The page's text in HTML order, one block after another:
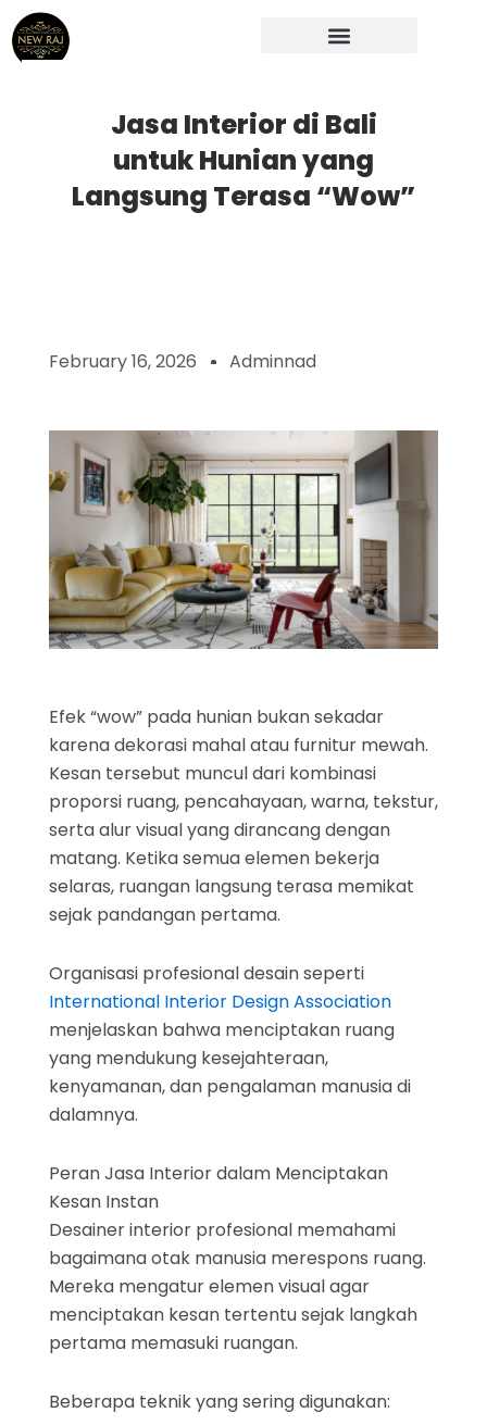
Skip
to
content
Jasa Interior di Bali
untuk Hunian yang
Langsung Terasa “Wow”
February 16, 2026 Adminnad
Efek “wow” pada hunian bukan sekadar
karena dekorasi mahal atau furnitur mewah.
Kesan tersebut muncul dari kombinasi
proporsi ruang, pencahayaan, warna, tekstur,
serta alur visual yang dirancang dengan
matang. Ketika semua elemen bekerja
selaras, ruangan langsung terasa memikat
sejak pandangan pertama.
Organisasi profesional desain seperti
International Interior Design Association
menjelaskan bahwa menciptakan ruang
yang mendukung kesejahteraan,
kenyamanan, dan pengalaman manusia di
dalamnya.
Peran Jasa Interior dalam Menciptakan
Kesan Instan
Desainer interior profesional memahami
bagaimana otak manusia merespons ruang.
Mereka mengatur elemen visual agar
menciptakan kesan tertentu sejak langkah
pertama memasuki ruangan.
Beberapa teknik yang sering digunakan: